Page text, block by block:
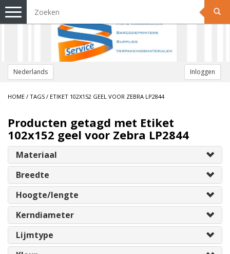
Nederlands Inloggen
Toggle
navigation
HOME / TAGS / ETIKET 102X152 GEEL VOOR ZEBRA LP2844
Producten getagd met Etiket
102x152 geel voor Zebra LP2844
Materiaal
Breedte
Hoogte/lengte
Kerndiameter
Lijmtype